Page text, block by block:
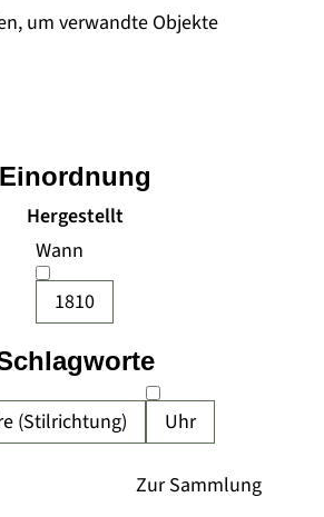
um verwandte Objekte
Hergestellt
Wann
1810
(Stilrichtung) Uhr
Einordnung